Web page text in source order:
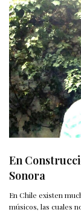
En
Sonora
En Chile existen
músicos, las cuales